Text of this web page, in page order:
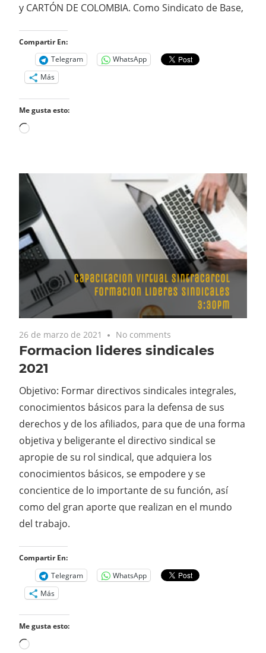
y CARTÓN DE COLOMBIA. Como Sindicato de Base,
Compartir En:
Telegram
WhatsApp
Más
Me gusta esto:
Cargando...
26 de marzo de 2021 No comments
Formacion lideres sindicales
2021
Objetivo: Formar directivos sindicales integrales,
conocimientos básicos para la defensa de sus
derechos y de los afiliados, para que de una forma
objetiva y beligerante el directivo sindical se
apropie de su rol sindical, que adquiera los
conocimientos básicos, se empodere y se
concientice de lo importante de su función, así
como del gran aporte que realizan en el mundo
del trabajo.
Compartir En:
Telegram
WhatsApp
Más
Me gusta esto:
Cargando...